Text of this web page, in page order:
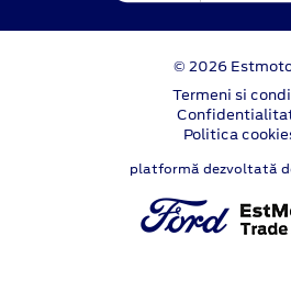
© 2026
Termeni si
Politica
platformă dezvoltată